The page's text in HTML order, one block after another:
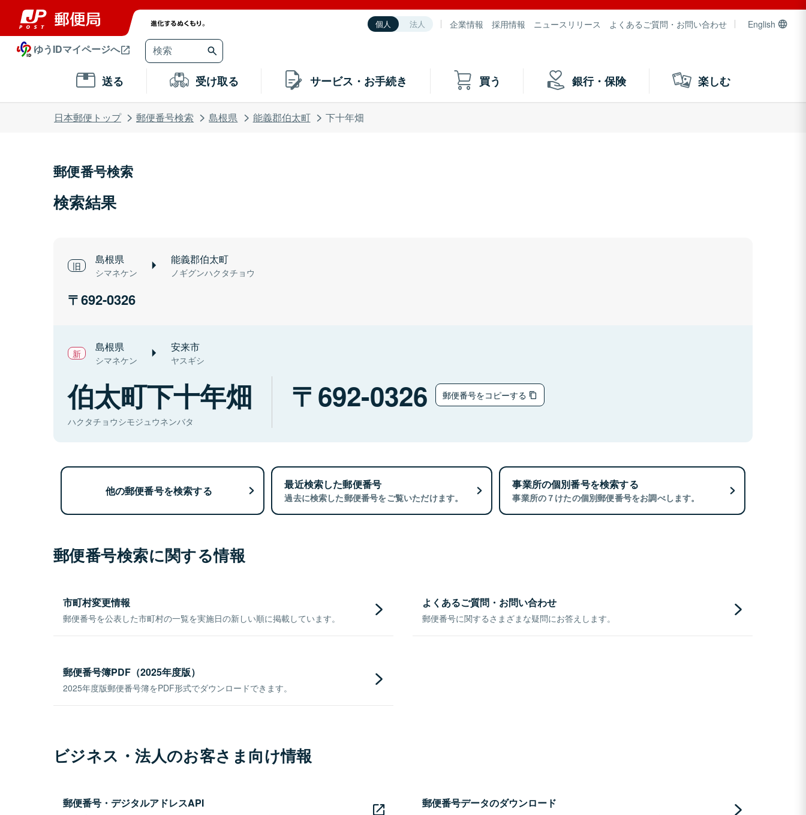
個人 法人 企業情報 採用情報 ニュースリリース よくあるご質問・お問い合わせ English
ゆうIDマイページへ
送る 受け取る サービス・お手続き 買う 銀行・保険 楽しむ
日本郵便トップ 郵便番号検索 島根県 能義郡伯太町 下十年畑
郵便番号検索
検索結果
島根県
シマネケン
能義郡伯太町
ノギグンハクタチョウ
692-0326
島根県
シマネケン
安来市
ヤスギシ
伯太町下十年畑
ハクタチョウシモジュウネンバタ
692-0326 郵便番号をコピーする
他の郵便番号を検索する 最近検索した郵便番号
過去に検索した郵便番号をご覧いただけます。
事業所の個別番号を検索する
事業所の７けたの個別郵便番号をお調べします。
郵便番号検索に関する情報
市町村変更情報
郵便番号を公表した市町村の一覧を実施日の新しい順に掲載しています。
よくあるご質問・お問い合わせ
郵便番号に関するさまざまな疑問にお答えします。
郵便番号簿PDF（2025年度版）
2025年度版郵便番号簿をPDF形式でダウンロードできます。
ビジネス・法人のお客さま向け情報
郵便番号・デジタルアドレスAPI 郵便番号データのダウンロード